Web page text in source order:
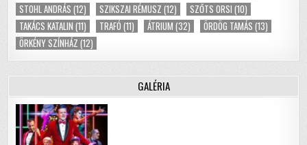
STOHL ANDRÁS (12) SZIKSZAI RÉMUSZ (12) SZŐTS ORSI (10)
TAKÁCS KATALIN (11) TRAFÓ (11) ÁTRIUM (32) ÖRDÖG TAMÁS (13)
ÖRKÉNY SZÍNHÁZ (12)
GALÉRIA